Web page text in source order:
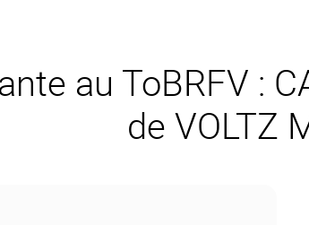
au ToBRFV :
de VOLTZ